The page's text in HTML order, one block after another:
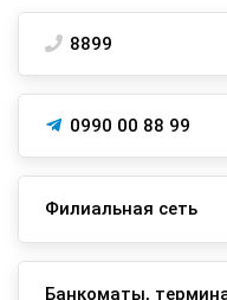
8899
0990 00 88 99
Филиальная сеть
Банкоматы,